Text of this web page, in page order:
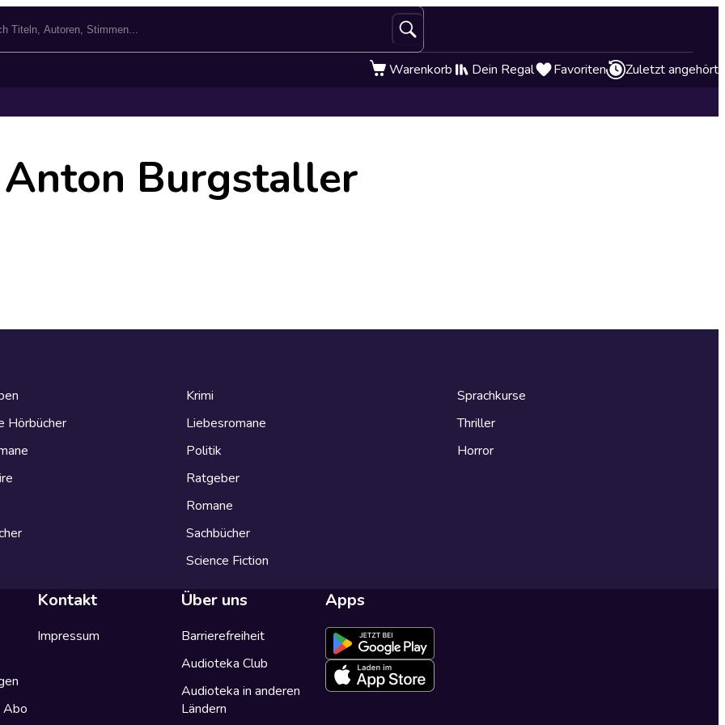
Warenkorb Dein Regal Favoriten Zuletzt angehört
Anton Burgstaller
Hörbücher
Krimi
Liebesromane
Politik
Ratgeber
Romane
Sachbücher
Science Fiction
Sprachkurse
Thriller
Horror
Abo
Kontakt
Impressum
Über uns
Barrierefreiheit
Audioteka Club
Audioteka in anderen
Ländern
Apps